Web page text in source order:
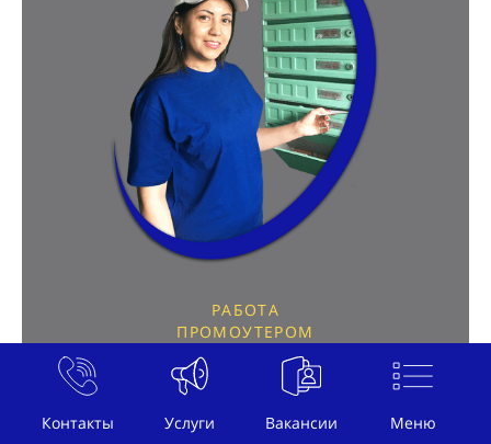
Контакты Услуги Вакансии Меню
РАБОТА
ПРОМОУТЕРОМ
В Г. КУРГАНИНСК